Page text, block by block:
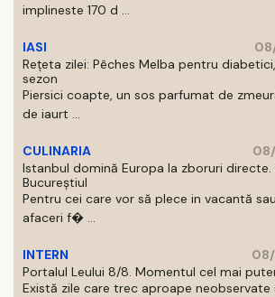
implineste 170 d ...
IASI
Rețeta zilei: Pêches Melba pentru
sezon
Piersici coapte, un sos parfumat de
de iaurt ...
CULINARIA
Istanbul domină Europa la zboruri directe.
Bucureștiul
Pentru cei care vor să plece in vacantă
afaceri f� ...
INTERN
Portalul Leului 8/8. Momentul cel mai
Există zile care trec aproape neobservate